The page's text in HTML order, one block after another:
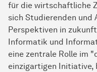
für die wirtschaftliche
sich Studierenden
Perspektiven in
Informatik und
eine zentrale Rolle im
einzigartigen